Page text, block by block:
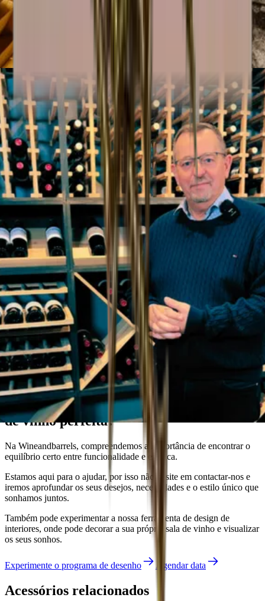
Consultor da Wineandbarrel
Sonha com a solução de armazenamento
de vinho perfeita?
Na Wineandbarrels, compreendemos a importância de encontrar o
equilíbrio certo entre funcionalidade e estética.
Estamos aqui para o ajudar, por isso não hesite em contactar-nos e
iremos aprofundar os seus desejos, necessidades e o estilo único que
sonhamos juntos.
Também pode experimentar a nossa ferramenta de design de
interiores, onde pode decorar a sua própria sala de vinho e visualizar
os seus sonhos.
Experimente o programa de desenho Agendar data
Acessórios relacionados